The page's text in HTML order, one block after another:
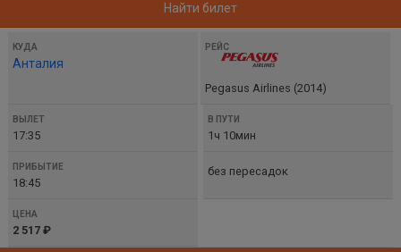
Найти билет
Анталия
Pegasus Airlines (2014)
17:35 1ч 10мин
18:45
без пересадок
2 517 ₽